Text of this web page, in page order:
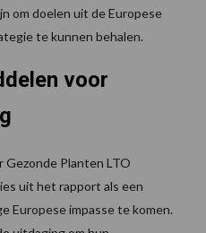
om doelen uit de Europese
te kunnen behalen.
voor
Gezonde Planten LTO
uit het rapport als een
Europese impasse te komen.